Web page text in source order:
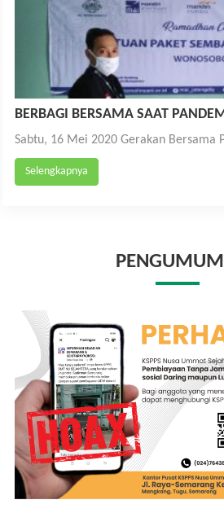
BERBAGI BERSAMA SAAT
Sabtu, 16 Mei 2020 Gerakan Bersama
Selengkapnya